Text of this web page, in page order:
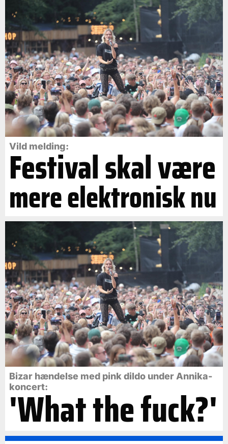
Vild melding:
Festival skal være
mere elektronisk nu
Bizar hændelse med pink dildo under Annika-
koncert:
'What the fuck?'